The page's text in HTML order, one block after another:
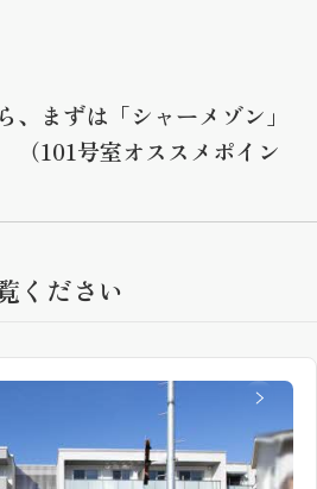
、まずは「シャーメゾン」
101号室オススメポイン
ください